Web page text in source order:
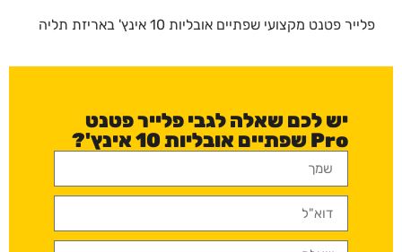
פלייר פטנט מקצועי שפתיים אובליות 10 אינץ' באריזת תליה
יש לכם שאלה לגבי פלייר פטנט
Pro שפתיים אובליות 10 אינץ'?